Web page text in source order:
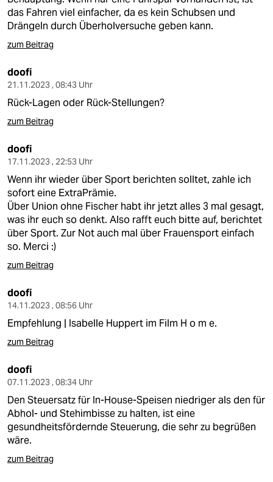
das Fahren viel einfacher, da es kein Schubsen und
Drängeln durch Überholversuche geben kann.
zum Beitrag
doofi
21.11.2023 , 08:43 Uhr
Rück-Lagen oder Rück-Stellungen?
zum Beitrag
doofi
17.11.2023 , 22:53 Uhr
Wenn ihr wieder über Sport berichten solltet, zahle ich
sofort eine ExtraPrämie.
Über Union ohne Fischer habt ihr jetzt alles 3 mal gesagt,
was ihr euch so denkt. Also rafft euch bitte auf, berichtet
über Sport. Zur Not auch mal über Frauensport einfach
so. Merci :)
zum Beitrag
doofi
14.11.2023 , 08:56 Uhr
Empfehlung | Isabelle Huppert im Film H o m e.
zum Beitrag
doofi
07.11.2023 , 08:34 Uhr
Den Steuersatz für In-House-Speisen niedriger als den für
Abhol- und Stehimbisse zu halten, ist eine
gesundheitsfördernde Steuerung, die sehr zu begrüßen
wäre.
zum Beitrag